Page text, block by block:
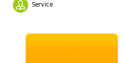
Service
***************